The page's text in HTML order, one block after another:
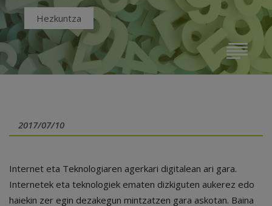
Hezkuntza
2017/07/10
Internet eta Teknologiaren agerkari digitalean ari gara.
Internetek eta teknologiek ematen dizkiguten aukerez edo
haiekin zer egin dezakegun mintzatzen gara askotan. Baina